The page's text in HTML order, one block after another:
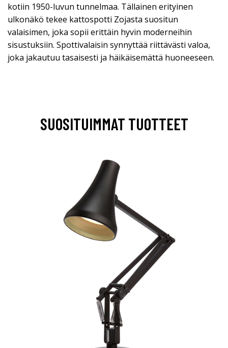
kotiin 1950-luvun tunnelmaa. Tällainen erityinen
ulkonäkö tekee kattospotti Zojasta suositun
valaisimen, joka sopii erittäin hyvin moderneihin
sisustuksiin. Spottivalaisin synnyttää riittävästi valoa,
joka jakautuu tasaisesti ja häikäisemättä huoneeseen.
SUOSITUIMMAT TUOTTEET